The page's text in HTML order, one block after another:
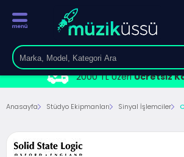
2000 TL ÜzeriÜcretsiz
Anasayfa Stüdyo Ekipmanları Sinyal İşlemciler